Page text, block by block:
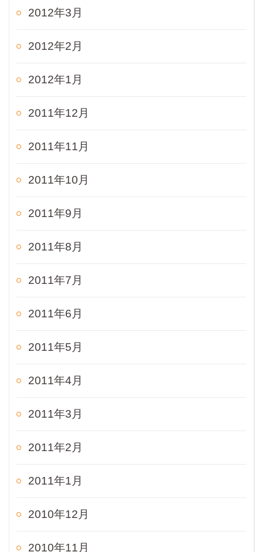
2012年3月
2012年2月
2012年1月
2011年12月
2011年11月
2011年10月
2011年9月
2011年8月
2011年7月
2011年6月
2011年5月
2011年4月
2011年3月
2011年2月
2011年1月
2010年12月
2010年11月